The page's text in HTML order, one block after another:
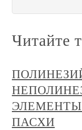
Читайте
ПАСХИ